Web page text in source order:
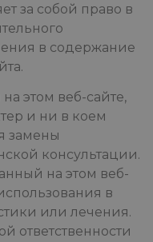
за собой право в
в содержание
этом веб-сайте,
и ни в коем
замены
консультации.
на этом веб-
в
или лечения.
ответственности